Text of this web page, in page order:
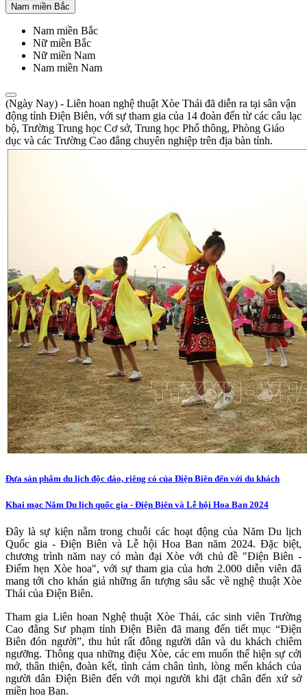
Nam miền Bắc
Nam miền Bắc
Nữ miền Bắc
Nữ miền Nam
Nam miền Nam
(Ngày Nay) - Liên hoan nghệ thuật Xòe Thái đã diễn ra tại sân vận
động tỉnh Điện Biên, với sự tham gia của 14 đoàn đến từ các câu lạc
bộ, Trường Trung học Cơ sở, Trung học Phổ thông, Phòng Giáo
dục và các Trường Cao đẳng chuyên nghiệp trên địa bàn tỉnh.
Đưa sản phẩm du lịch độc đáo, riêng có của Điện Biên đến với du khách
Khai mạc Năm Du lịch quốc gia - Điện Biên và Lễ hội Hoa Ban 2024
Đây là sự kiện nằm trong chuỗi các hoạt động của Năm Du lịch
Quốc gia - Điện Biên và Lễ hội Hoa Ban năm 2024. Đặc biệt,
chương trình năm nay có màn đại Xòe với chủ đề "Điện Biên -
Điểm hẹn Xòe hoa", với sự tham gia của hơn 2.000 diễn viên đã
mang tới cho khán giả những ấn tượng sâu sắc về nghệ thuật Xòe
Thái của Điện Biên.
Tham gia Liên hoan Nghệ thuật Xòe Thái, các sinh viên Trường
Cao đẳng Sư phạm tỉnh Điện Biên đã mang đến tiết mục “Điện
Biên đón người”, thu hút rất đông người dân và du khách chiêm
ngưỡng. Thông qua những điệu Xòe, các em muốn thể hiện sự cởi
mở, thân thiện, đoàn kết, tình cảm chân tình, lòng mến khách của
người dân Điện Biên đến với mọi người khi đặt chân đến xứ sở
miền hoa Ban.